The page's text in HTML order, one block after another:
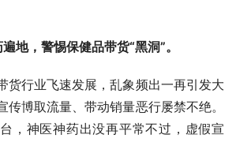
地，警惕保健品带货“黑洞”。
货行业飞速发展，乱象频出一再引发大
传博取流量、带动销量恶行屡禁不绝。
，神医神药出没再平常不过，虚假宣